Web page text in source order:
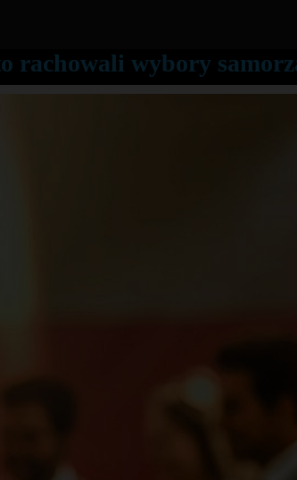
rachowali wybory